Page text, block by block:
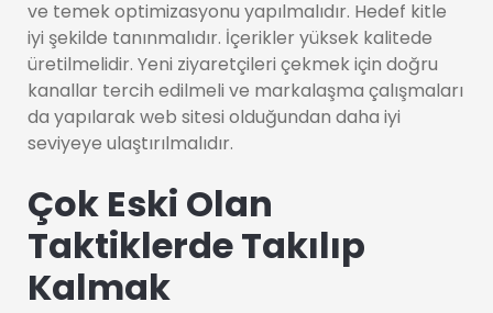
ve temek optimizasyonu yapılmalıdır. Hedef kitle
iyi şekilde tanınmalıdır. İçerikler yüksek kalitede
üretilmelidir. Yeni ziyaretçileri çekmek için doğru
kanallar tercih edilmeli ve markalaşma çalışmaları
da yapılarak web sitesi olduğundan daha iyi
seviyeye ulaştırılmalıdır.
Çok Eski Olan
Taktiklerde Takılıp
Kalmak